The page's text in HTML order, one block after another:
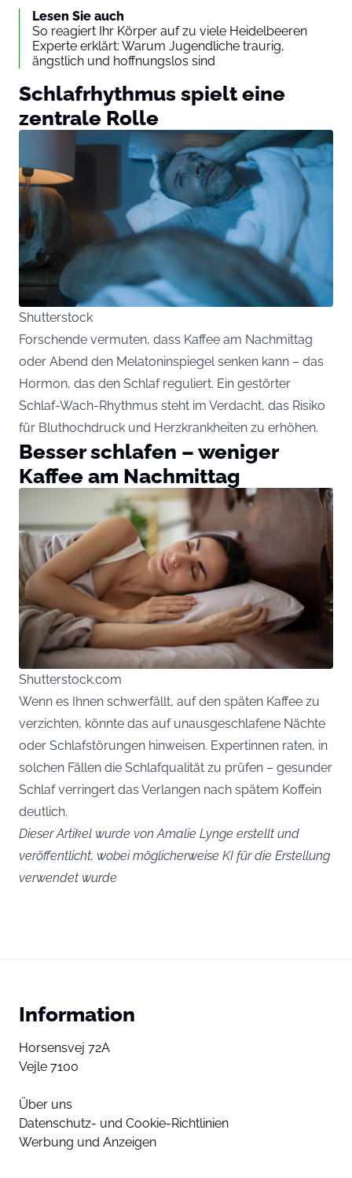
Lesen Sie auch
So reagiert Ihr Körper auf zu viele Heidelbeeren
Experte erklärt: Warum Jugendliche traurig,
ängstlich und hoffnungslos sind
Schlafrhythmus spielt eine
zentrale Rolle
Shutterstock
Forschende vermuten, dass Kaffee am Nachmittag
oder Abend den Melatoninspiegel senken kann – das
Hormon, das den Schlaf reguliert. Ein gestörter
Schlaf-Wach-Rhythmus steht im Verdacht, das Risiko
für Bluthochdruck und Herzkrankheiten zu erhöhen.
Besser schlafen – weniger
Kaffee am Nachmittag
Shutterstock.com
Wenn es Ihnen schwerfällt, auf den späten Kaffee zu
verzichten, könnte das auf unausgeschlafene Nächte
oder Schlafstörungen hinweisen. Expertinnen raten, in
solchen Fällen die Schlafqualität zu prüfen – gesunder
Schlaf verringert das Verlangen nach spätem Koffein
deutlich.
Dieser Artikel wurde von Amalie Lynge erstellt und
veröffentlicht, wobei möglicherweise KI für die Erstellung
verwendet wurde
Information
Horsensvej 72A
Vejle 7100
Über uns
Datenschutz- und Cookie-Richtlinien
Werbung und Anzeigen